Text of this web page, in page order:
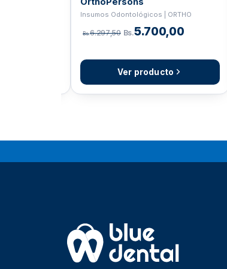
Insumos Odontológicos | ORTHO
Bs.6.297,50 Bs.5.700,00
Ver producto